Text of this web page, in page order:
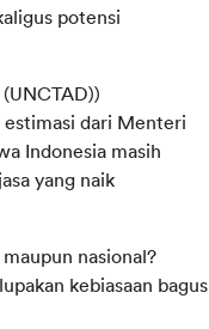
potensi
estimasi dari Menteri
Indonesia masih
yang naik
nasional?
kebiasaan bagus